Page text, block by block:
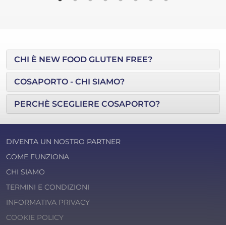
CHI È NEW FOOD GLUTEN FREE?
COSAPORTO - CHI SIAMO?
PERCHÈ SCEGLIERE COSAPORTO?
DIVENTA UN NOSTRO PARTNER
COME FUNZIONA
CHI SIAMO
TERMINI E CONDIZIONI
INFORMATIVA PRIVACY
COOKIE POLICY